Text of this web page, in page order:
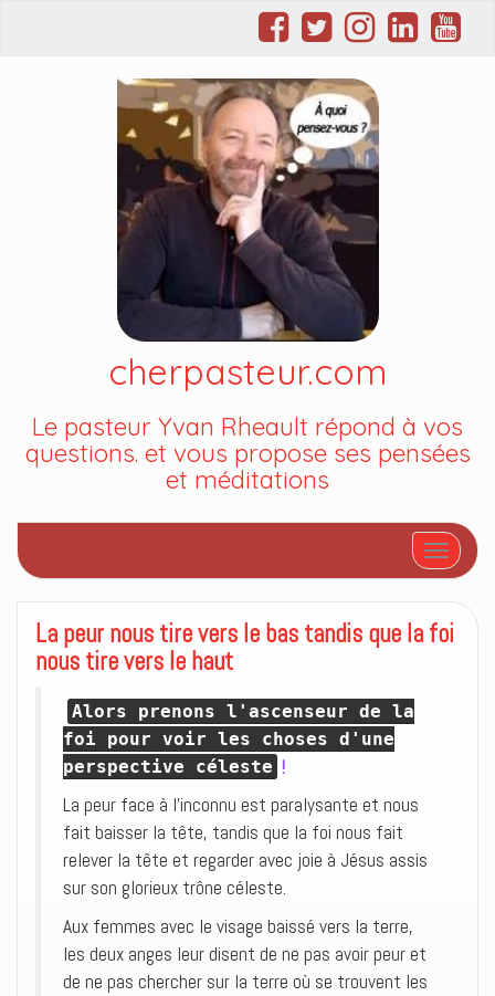
cherpasteur.com
Le pasteur Yvan Rheault répond à vos
questions. et vous propose ses pensées
et méditations
Afficher/
La peur nous tire vers le bas tandis que la foi
nous tire vers le haut
Alors prenons l'ascenseur de la
foi pour voir les choses d'une
perspective céleste !
La peur face à l’inconnu est paralysante et nous
fait baisser la tête, tandis que la foi nous fait
relever la tête et regarder avec joie à Jésus assis
sur son glorieux trône céleste.
Aux femmes avec le visage baissé vers la terre,
les deux anges leur disent de ne pas avoir peur et
de ne pas chercher sur la terre où se trouvent les